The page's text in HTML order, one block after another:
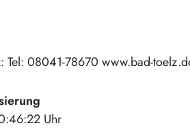
Tel: 08041-78670 www.bad-
Uhr